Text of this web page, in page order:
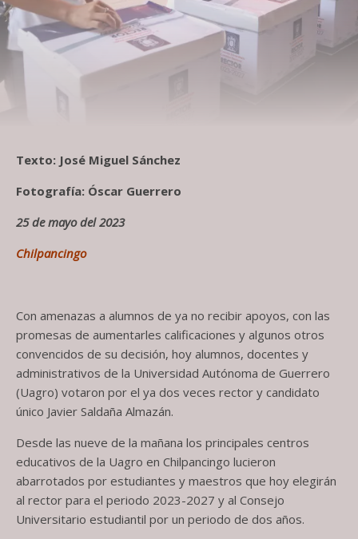
Texto: José Miguel Sánchez
Fotografía: Óscar Guerrero
25 de mayo del 2023
Chilpancingo
Con amenazas a alumnos de ya no recibir apoyos, con las
promesas de aumentarles calificaciones y algunos otros
convencidos de su decisión, hoy alumnos, docentes y
administrativos de la Universidad Autónoma de Guerrero
(Uagro) votaron por el ya dos veces rector y candidato
único Javier Saldaña Almazán.
Desde las nueve de la mañana los principales centros
educativos de la Uagro en Chilpancingo lucieron
abarrotados por estudiantes y maestros que hoy elegirán
al rector para el periodo 2023-2027 y al Consejo
Universitario estudiantil por un periodo de dos años.